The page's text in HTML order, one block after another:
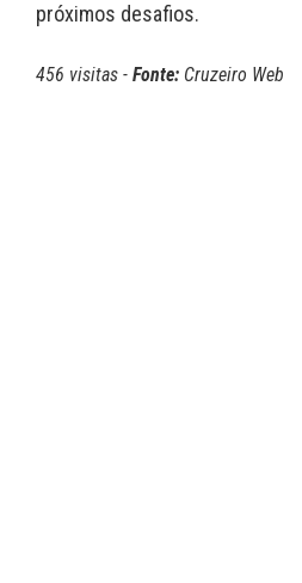
próximos desafios.
456 visitas - Fonte: Cruzeiro Web